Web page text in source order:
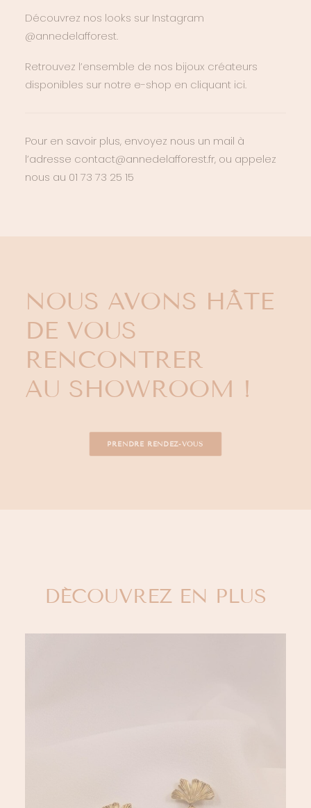
Découvrez nos looks sur Instagram
@annedelafforest.
Retrouvez l’ensemble de nos bijoux créateurs
disponibles sur notre e-shop en cliquant ici.
Pour en savoir plus, envoyez nous un mail à
l’adresse contact@annedelafforest.fr, ou appelez
nous au 01 73 73 25 15
NOUS AVONS HÂTE
DE VOUS
RENCONTRER
AU SHOWROOM !
PRENDRE RENDEZ-VOUS
DÉCOUVREZ EN PLUS